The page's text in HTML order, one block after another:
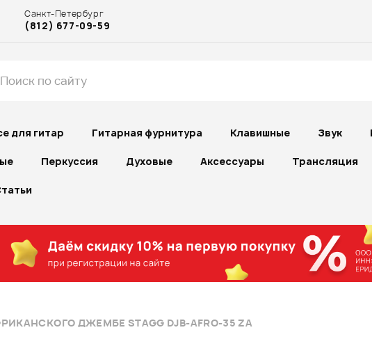
Санкт-Петербург
(812) 677-09-59
для гитар Гитарная фурнитура Клавишные Звук
Перкуссия Духовые Аксессуары Трансляция
ДЖЕМБЕ STAGG DJB-AFRO-35 ZA